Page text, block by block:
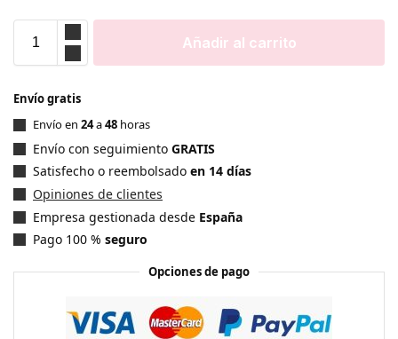
Añadir al carrito
Envío gratis
Envío en 24a48 horas
Envío con seguimiento GRATIS
Satisfecho o reembolsado en 14 días
Opiniones de clientes
Empresa gestionada desde España
Pago 100 % seguro
Opciones de pago